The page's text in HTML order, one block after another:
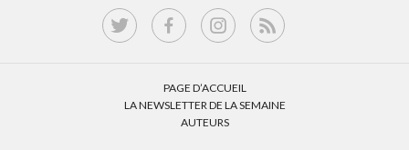
PAGE D’ACCUEIL
LA NEWSLETTER DE LA SEMAINE
AUTEURS